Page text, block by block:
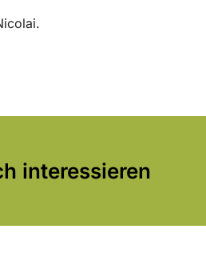
interessieren